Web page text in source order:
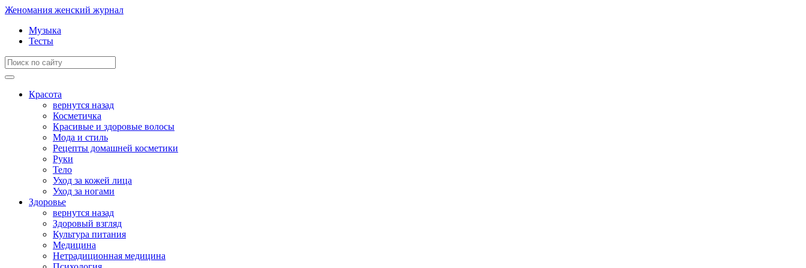
Женомания женский журнал
Музыка
Тесты
Красота
вернутся назад
Косметичка
Красивые и здоровые волосы
Мода и стиль
Рецепты домашней косметики
Руки
Тело
Уход за кожей лица
Уход за ногами
Здоровье
вернутся назад
Здоровый взгляд
Культура питания
Медицина
Нетрадиционная медицина